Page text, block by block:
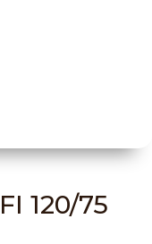
120/75